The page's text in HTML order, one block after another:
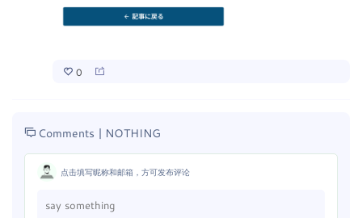
0
Comments | NOTHING
点击填写昵称和邮箱，方可发布评论